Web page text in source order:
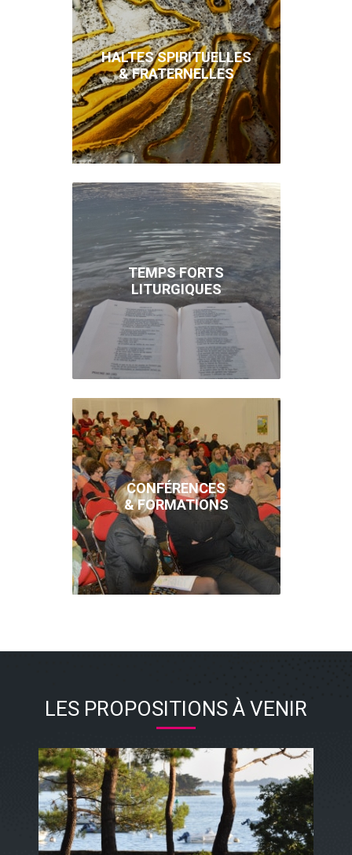
HALTES SPIRITUELLES
& FRATERNELLES
TEMPS FORTS
LITURGIQUES
CONFÉRENCES
& FORMATIONS
LES PROPOSITIONS À VENIR